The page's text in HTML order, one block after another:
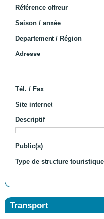
Référence offreur
Saison / année
Departement / Région
Adresse
Tél. / Fax
Site internet
Descriptif
Public(s)
Type de structure touristique
Transport